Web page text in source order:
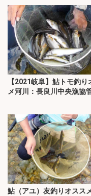
【2021岐阜】鮎トモ釣り
メ河川：長良川中央漁協
鮎（アユ）友釣りオスス